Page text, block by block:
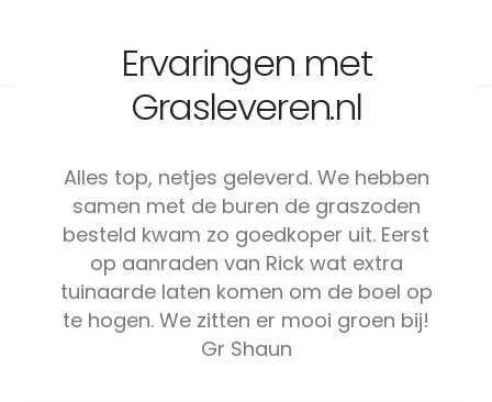
Ervaringen met
Grasleveren.nl
Alles top, netjes geleverd. We hebben
samen met de buren de graszoden
besteld kwam zo goedkoper uit. Eerst
op aanraden van Rick wat extra
tuinaarde laten komen om de boel op
te hogen. We zitten er mooi groen bij!
Gr Shaun